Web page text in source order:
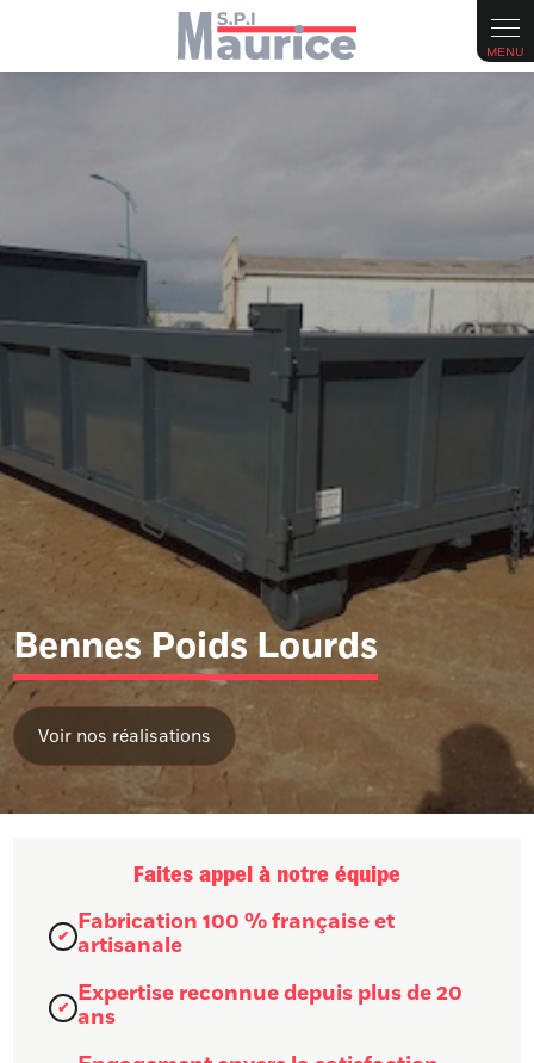
Bennes Poids Lourds
Faites appel à notre équipe
Fabrication 100 % française et
artisanale
Expertise reconnue depuis plus de 20
ans
Panneau de gestion des cookies